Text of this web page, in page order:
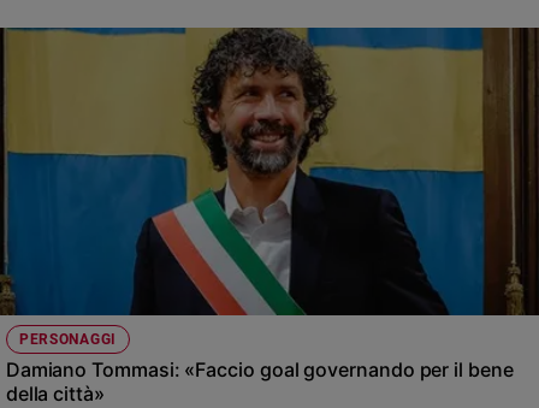
PERSONAGGI
Damiano Tommasi: «Faccio goal governando per il bene
della città»